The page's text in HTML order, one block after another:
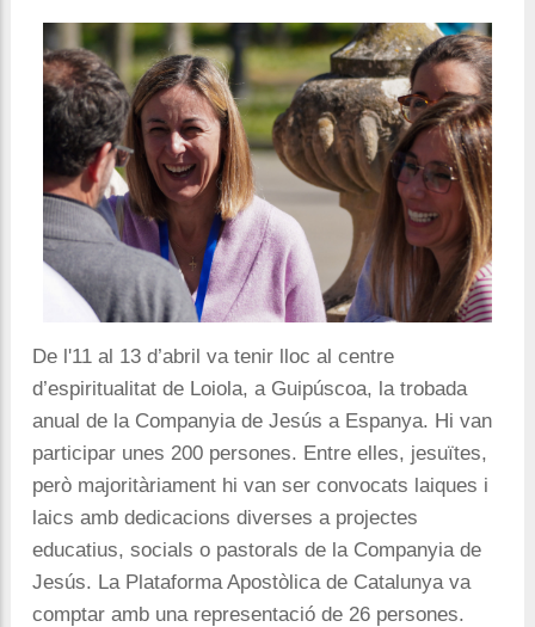
De l'11 al 13 d’abril va tenir lloc al centre
d’espiritualitat de Loiola, a Guipúscoa, la trobada
anual de la Companyia de Jesús a Espanya. Hi van
participar unes 200 persones. Entre elles, jesuïtes,
però majoritàriament hi van ser convocats laiques i
laics amb dedicacions diverses a projectes
educatius, socials o pastorals de la Companyia de
Jesús. La Plataforma Apostòlica de Catalunya va
comptar amb una representació de 26 persones.